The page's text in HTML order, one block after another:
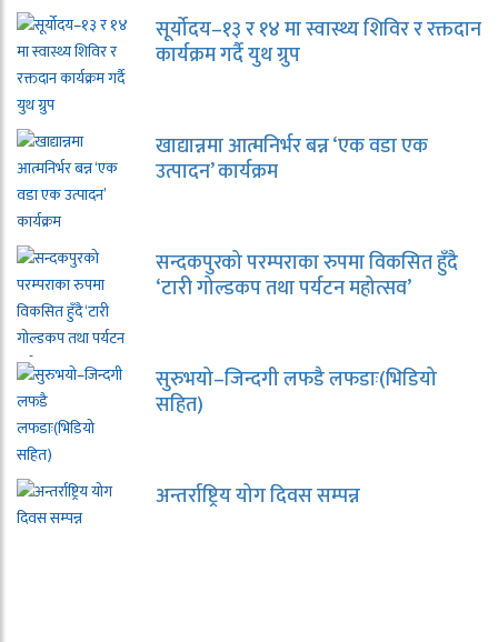
सूर्योदय–१३ र १४ मा स्वास्थ्य शिविर र रक्तदान
कार्यक्रम गर्दै युथ ग्रुप
खाद्यान्नमा आत्मनिर्भर बन्न ‘एक वडा एक
उत्पादन’ कार्यक्रम
सन्दकपुरको परम्पराका रुपमा विकसित हुँदै
‘टारी गोल्डकप तथा पर्यटन महोत्सव’
सुरुभयो–जिन्दगी लफडै लफडाः(भिडियो
सहित)
अन्तर्राष्ट्रिय योग दिवस सम्पन्न